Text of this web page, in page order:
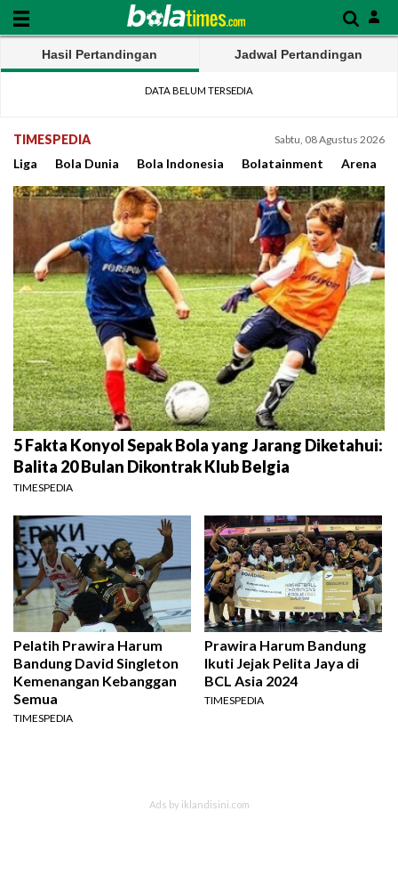
Hasil Pertandingan Jadwal Pertandingan
DATA BELUM TERSEDIA
TIMESPEDIA Sabtu, 08 Agustus 2026
Liga Bola Dunia Bola Indonesia Bolatainment Arena
5 Fakta Konyol Sepak Bola yang Jarang Diketahui:
Balita 20 Bulan Dikontrak Klub Belgia
TIMESPEDIA
Pelatih Prawira Harum
Bandung David Singleton
Kemenangan Kebanggan
Semua
TIMESPEDIA
Prawira Harum Bandung
Ikuti Jejak Pelita Jaya di
BCL Asia 2024
TIMESPEDIA